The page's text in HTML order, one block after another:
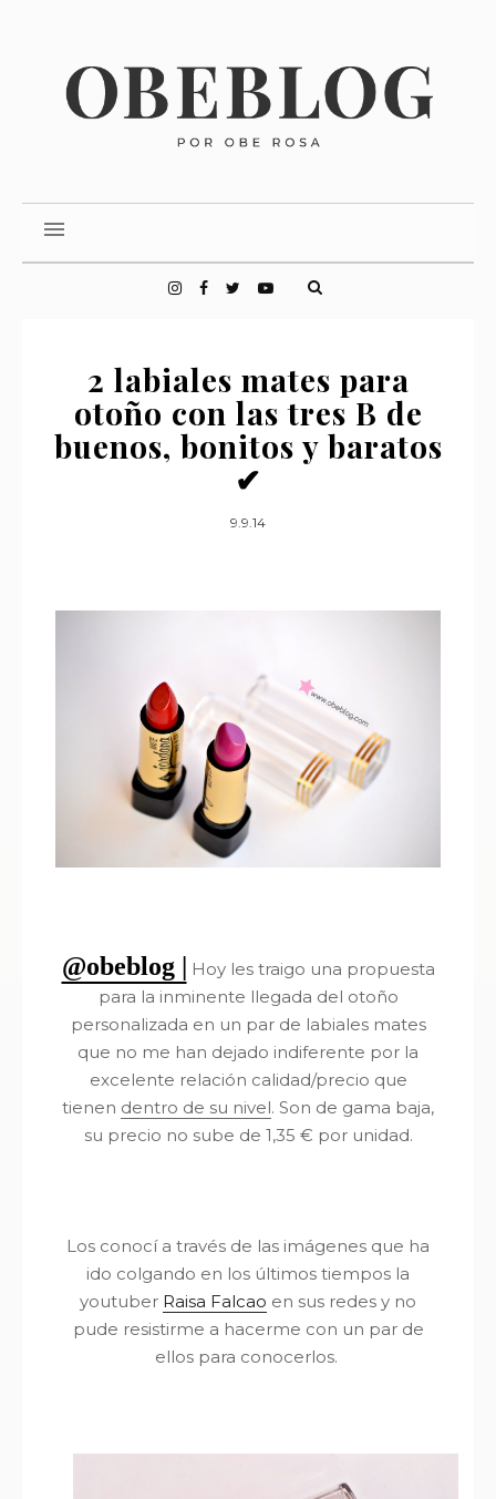
2 labiales mates para
otoño con las tres B de
buenos, bonitos y baratos
✔
9.9.14
@obeblog |
Hoy les traigo una propuesta
para la inminente llegada del otoño
personalizada en un par de labiales mates
que no me han dejado indiferente por la
excelente relación calidad/precio que
tienen dentro de su nivel. Son de gama baja,
su precio no sube de 1,35 € por unidad.
Los conocí a través de las imágenes que ha
ido colgando en los últimos tiempos la
youtuber Raisa Falcao en sus redes y no
pude resistirme a hacerme con un par de
ellos para conocerlos.